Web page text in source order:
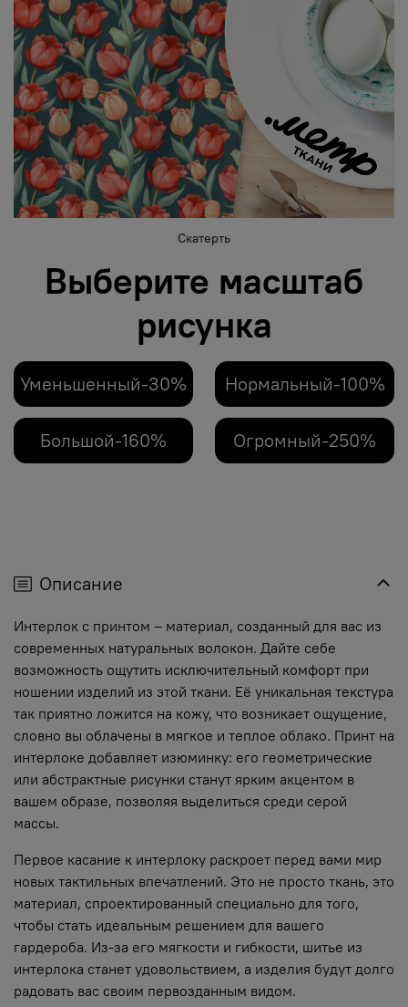
Скатерть
Выберите масштаб
рисунка
Уменьшенный-30% Нормальный-100%
Большой-160% Огромный-250%
Описание
Интерлок с принтом – материал, созданный для вас из
современных натуральных волокон. Дайте себе
возможность ощутить исключительный комфорт при
ношении изделий из этой ткани. Её уникальная текстура
так приятно ложится на кожу, что возникает ощущение,
словно вы облачены в мягкое и теплое облако. Принт на
интерлоке добавляет изюминку: его геометрические
или абстрактные рисунки станут ярким акцентом в
вашем образе, позволяя выделиться среди серой
массы.
Первое касание к интерлоку раскроет перед вами мир
новых тактильных впечатлений. Это не просто ткань, это
материал, спроектированный специально для того,
чтобы стать идеальным решением для вашего
гардероба. Из-за его мягкости и гибкости, шитье из
интерлока станет удовольствием, а изделия будут долго
радовать вас своим первозданным видом.